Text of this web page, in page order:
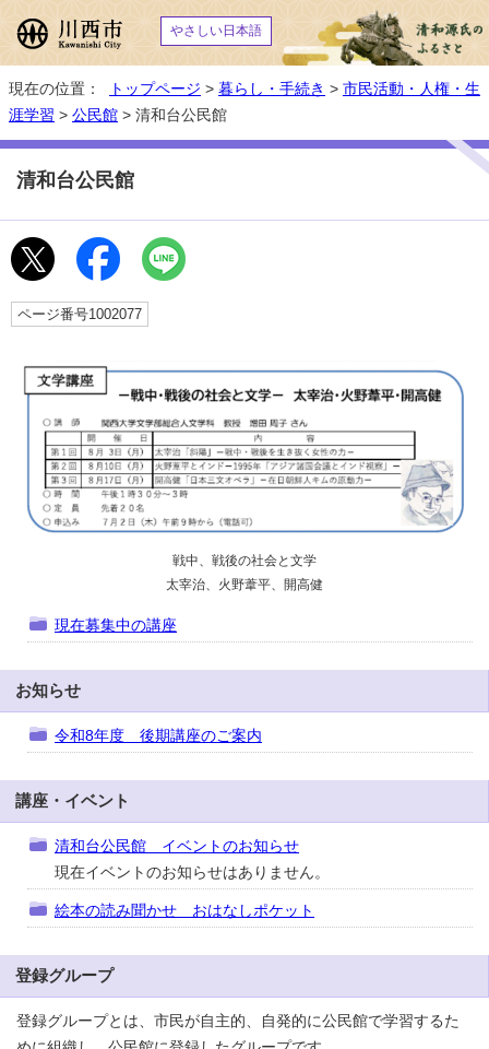
やさしい日本語
現在の位置： トップページ > 暮らし・手続き > 市民活動・人権・生
涯学習 > 公民館 > 清和台公民館
清和台公民館
ページ番号1002077
戦中、戦後の社会と文学
太宰治、火野葦平、開高健
現在募集中の講座
お知らせ
令和8年度 後期講座のご案内
講座・イベント
清和台公民館 イベントのお知らせ
現在イベントのお知らせはありません。
絵本の読み聞かせ おはなしポケット
登録グループ
登録グループとは、市民が自主的、自発的に公民館で学習するた